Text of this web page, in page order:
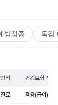
방접종 독감
식 건강보험 적용
료 적용(급여)